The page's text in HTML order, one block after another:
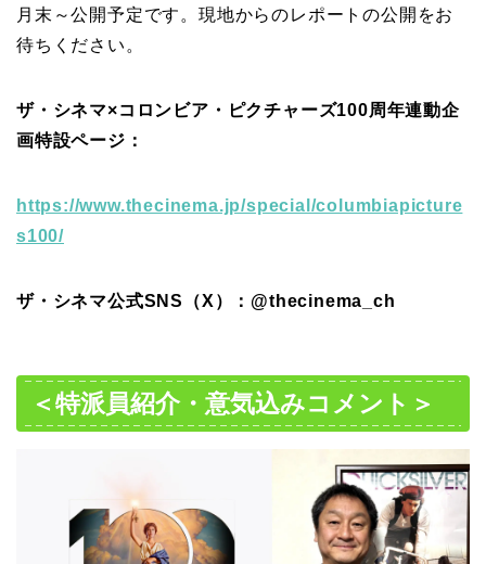
月末～公開予定です。現地からのレポートの公開をお
待ちください。
ザ・シネマ×コロンビア・ピクチャーズ100周年連動企
画特設ページ：
https://www.thecinema.jp/special/columbiapicture
s100/
ザ・シネマ公式SNS（X）：@thecinema_ch
＜特派員紹介・意気込みコメント＞